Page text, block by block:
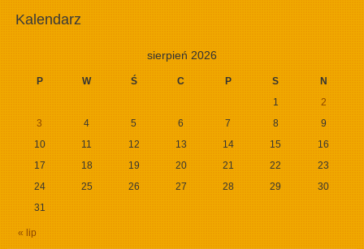
Kalendarz
sierpień 2026
P W Ś C P S N
« lip
1
2
3
4 5 6 7 8
9
10
11 12 13 14 15
16
17
18 19 20 21 22
23
24
25 26 27 28 29
30
31